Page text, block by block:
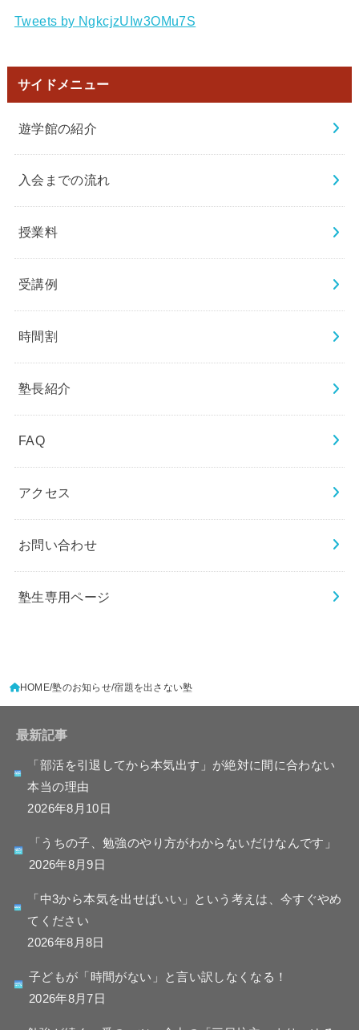
Tweets by NgkcjzUIw3OMu7S
サイドメニュー
遊学館の紹介
入会までの流れ
授業料
受講例
時間割
塾長紹介
FAQ
アクセス
お問い合わせ
塾生専用ページ
HOME 塾のお知らせ 宿題を出さない塾
最新記事
「部活を引退してから本気出す」が絶対に間に合わない
本当の理由
2026年8月10日
「うちの子、勉強のやり方がわからないだけなんです」
2026年8月9日
「中3から本気を出せばいい」という考えは、今すぐやめ
てください
2026年8月8日
子どもが「時間がない」と言い訳しなくなる！
2026年8月7日